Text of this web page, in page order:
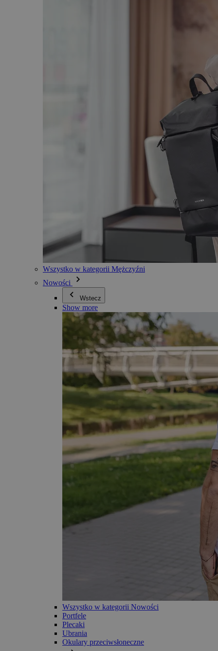
Wszystko w kategorii Mężczyźni
Nowości
Wstecz
Show more
Wszystko w kategorii Nowości
Portfele
Plecaki
Ubrania
Okulary przeciwsłoneczne